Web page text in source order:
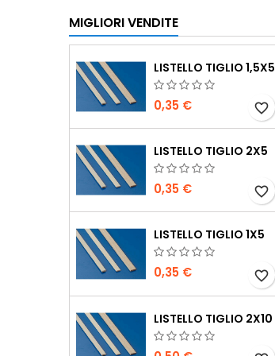
MIGLIORI VENDITE
LISTELLO TIGLIO 1,5X5
0,35 € favorite_border
LISTELLO TIGLIO 2X5
0,35 € favorite_border
LISTELLO TIGLIO 1X5
0,35 € favorite_border
LISTELLO TIGLIO 2X10